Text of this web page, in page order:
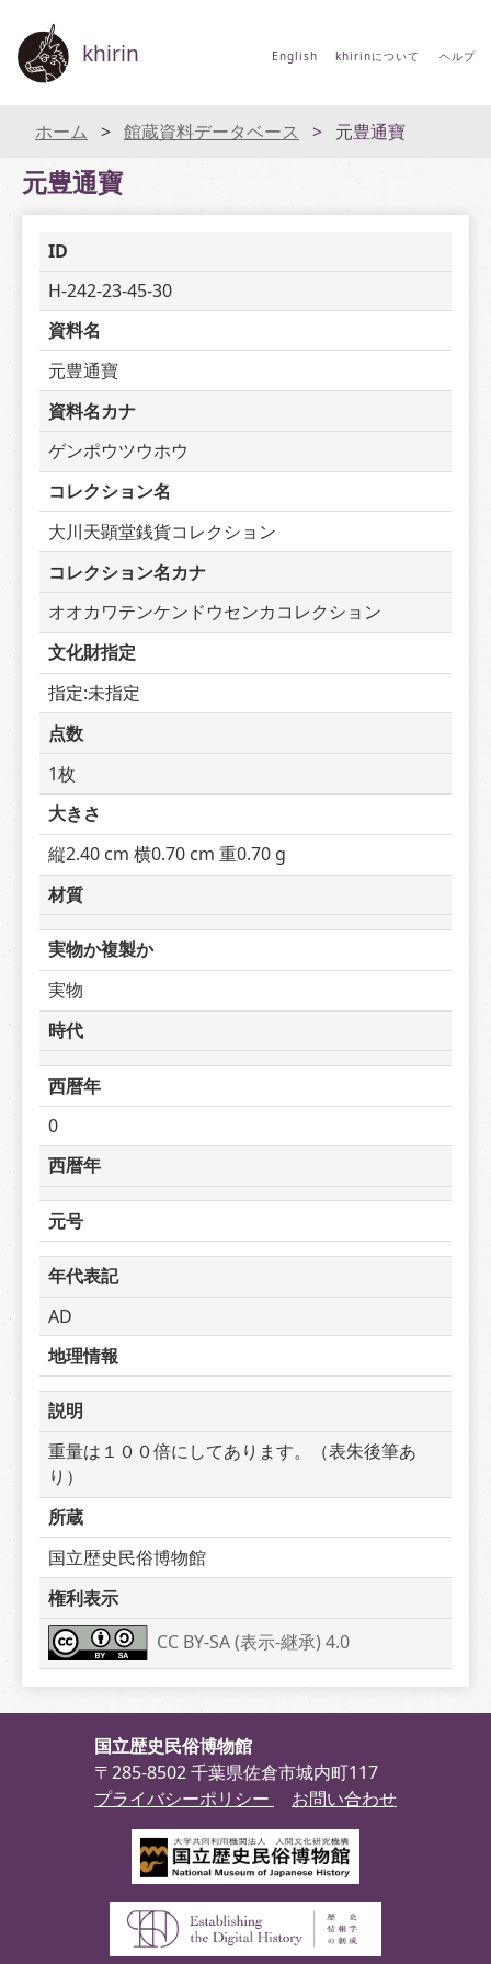
khirin English khirinについて ヘルプ
ホーム 館蔵資料データベース 元豊通寶
元豊通寶
ID
H-242-23-45-30
資料名
元豊通寶
資料名カナ
ゲンポウツウホウ
コレクション名
大川天顕堂銭貨コレクション
コレクション名カナ
オオカワテンケンドウセンカコレクション
文化財指定
指定:未指定
点数
1枚
大きさ
縦2.40 cm 横0.70 cm 重0.70 g
材質
実物か複製か
実物
時代
西暦年
0
西暦年
元号
年代表記
AD
地理情報
説明
重量は１００倍にしてあります。（表朱後筆あ
り）
所蔵
国立歴史民俗博物館
権利表示
CC BY-SA (表示-継承) 4.0
国立歴史民俗博物館
〒285-8502 千葉県佐倉市城内町117
プライバシーポリシー
お問い合わせ